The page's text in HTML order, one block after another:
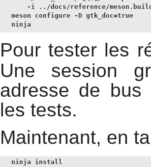
-i ../docs/reference/
meson configure -D gtk_doc=true
ninja
Pour tester les
Une session
adresse de bus
les tests.
Maintenant, en
ninja install